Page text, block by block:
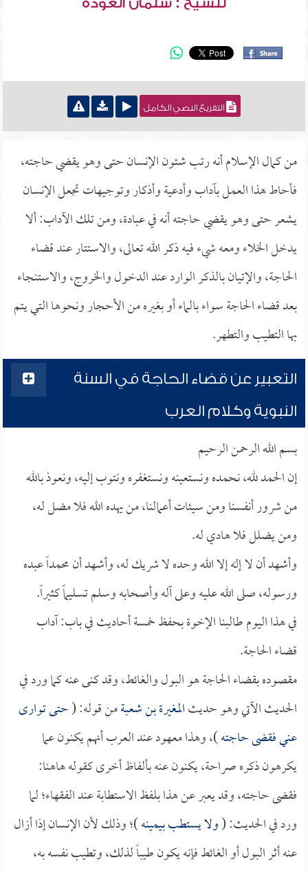
للشيخ : سلمان العودة
التفريغ النصي الكامل
من كمال الإسلام أنه رتب شئون الإنسان حتى وهو يقضي حاجته،
فأحاط هذا العمل بآداب وأدعية وأذكار وتوجيهات تجعل الإنسان
يشعر حتى وهو يقضي حاجته أنه في عبادة، ومن تلك الآداب: ألا
يدخل الخلاء ومعه شيء فيه ذكر الله تعالى، والاستتار عند قضاء
الحاجة، والإتيان بالذكر الوارد عند الدخول والخروج، والاستنجاء
بعد قضاء الحاجة سواء بالماء أو بغيره من الأحجار ونحوها التي يتم
بها التطيب والتطهر.
التعبير عن قضاء الحاجة في السنة
النبوية وكلام العرب
بسم الله الرحمن الرحيم
إن الحمد لله، نحمده ونستعينه ونستغفره ونتوب إليه، ونعوذ بالله
من شرور أنفسنا ومن سيئات أعمالنا، من يهده الله فلا مضل له،
ومن يضلل فلا هادي له.
وأشهد أن لا إله إلا الله وحده لا شريك له، وأشهد أن محمداً عبده
ورسوله، صلى الله عليه وعلى آله وأصحابه وسلم تسليماً كثيراً.
في هذا اليوم طالبنا الإخوة بحفظ خمسة أحاديث في باب: آداب
قضاء الحاجة.
مقصوده بقضاء الحاجة هو البول والغائط، وقد كنى عنه كما ورد في
الحديث الآتي وهو حديثالمغيرة بن شعبةمن قوله: (حتى توارى
عني فقضى حاجته)، وهذا معهود عند العرب أنهم يكنون عما
يكرهون ذكره صراحة، يكنون عنه بألفاظ أخرى كقوله هاهنا:
فقضى حاجته، وقد يعبر عن هذا بلفظ الاستطابة عند الفقهاء؛ لما
ورد في الحديث: (ولا يستطب بيمينه)؛ وذلك لأن الإنسان إذا أزال
عنه أثر البول أو الغائط فإنه يكون طيباً لذلك، وتطيب نفسه به،